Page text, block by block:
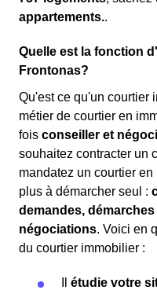
appartements..
Quelle est la fonction
Frontonas?
Qu'est ce qu'un courtier
métier de courtier en
fois conseiller et
souhaitez contracter un
mandatez un courtier
plus à démarcher seul :
demandes,
négociations. Voici en
du courtier immobilier :
étudie votre